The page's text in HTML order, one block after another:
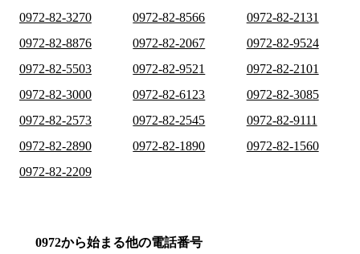
0972-82-3270
0972-82-8566
0972-82-2131
0972-82-8876
0972-82-2067
0972-82-9524
0972-82-5503
0972-82-9521
0972-82-2101
0972-82-3000
0972-82-6123
0972-82-3085
0972-82-2573
0972-82-2545
0972-82-9111
0972-82-2890
0972-82-1890
0972-82-1560
0972-82-2209
0972から始まる他の電話番号